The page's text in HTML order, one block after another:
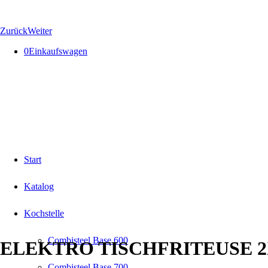
ZurückWeiter
0Einkaufswagen
Start
Katalog
Kochstelle
Combisteel Base 600
ELEKTRO TISCHFRITEUSE